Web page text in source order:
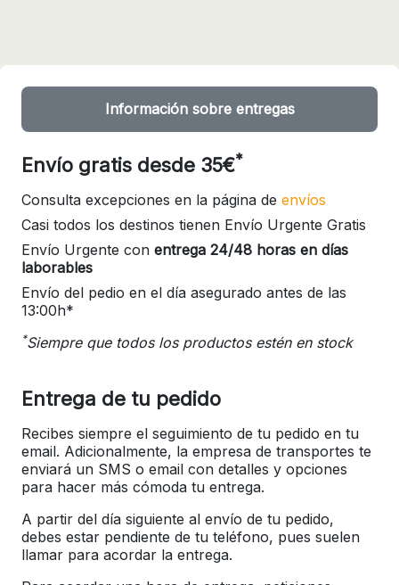
Información sobre entregas
Envío gratis desde 35€*
Consulta excepciones en la página de envíos
Casi todos los destinos tienen Envío Urgente Gratis
Envío Urgente con entrega 24/48 horas en días
laborables
Envío del pedio en el día asegurado antes de las
13:00h*
*Siempre que todos los productos estén en stock
Entrega de tu pedido
Recibes siempre el seguimiento de tu pedido en tu
email. Adicionalmente, la empresa de transportes te
enviará un SMS o email con detalles y opciones
para hacer más cómoda tu entrega.
A partir del día siguiente al envío de tu pedido,
debes estar pendiente de tu teléfono, pues suelen
llamar para acordar la entrega.